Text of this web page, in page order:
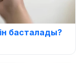
басталады?